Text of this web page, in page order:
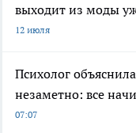
выходит из моды
12 июля
Психолог
незаметно: все
07:07